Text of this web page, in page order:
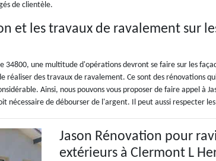
de clientèle.
et les travaux de ravalement sur
34800, une multitude d'opérations devront se faire sur les
réaliser des travaux de ravalement. Ce sont des rénovations
Ainsi, nous pouvons vous proposer de faire appel à
nécessaire de débourser de l'argent. Il peut aussi respecter
Jason Rénovation pour
extérieurs à Clermont L